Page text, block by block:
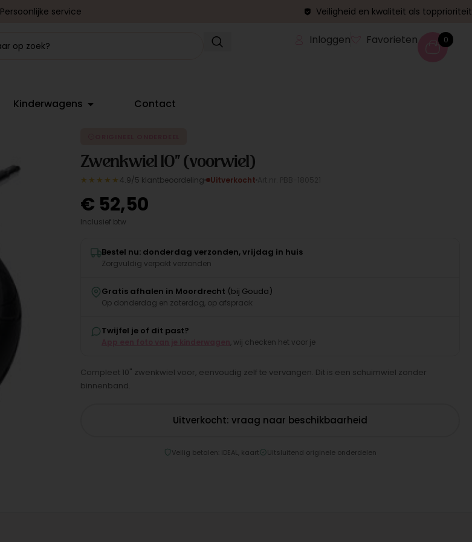
Persoonlijke service Veiligheid en kwaliteit als topprioriteit
Inloggen Favorieten 0
Kinderwagens Contact
Zwenkwiel 10" (voorwiel)
★★★★★ 4.9/5 klantbeoordeling Uitverkocht
€ 52,50
Inclusief btw
Bestel nu: donderdag verzonden, vrijdag in huis
Zorgvuldig verpakt verzonden
Gratis afhalen in Moordrecht (bij Gouda)
Op donderdag en zaterdag, op afspraak
Twijfel je of dit past?
, wij checken het voor je
Compleet 10" zwenkwiel voor, eenvoudig zelf te vervangen. Dit is een schuimwiel zonder
binnenband.
Uitverkocht: vraag naar beschikbaarheid
Veilig betalen: iDEAL, kaart Uitsluitend originele onderdelen